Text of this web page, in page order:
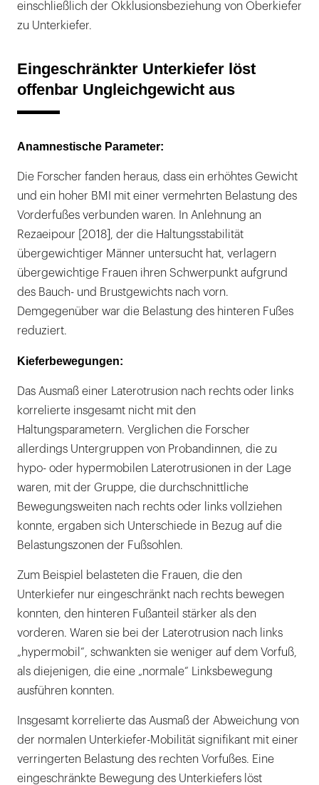
einschließlich der Okklusionsbeziehung von Oberkiefer
zu Unterkiefer.
Eingeschränkter Unterkiefer löst
offenbar Ungleichgewicht aus
Anamnestische Parameter:
Die Forscher fanden heraus, dass ein erhöhtes Gewicht
und ein hoher BMI mit einer vermehrten Belastung des
Vorderfußes verbunden waren. In Anlehnung an
Rezaeipour [2018], der die Haltungsstabilität
übergewichtiger Männer untersucht hat, verlagern
übergewichtige Frauen ihren Schwerpunkt aufgrund
des Bauch- und Brustgewichts nach vorn.
Demgegenüber war die Belastung des hinteren Fußes
reduziert.
Kieferbewegungen:
Das Ausmaß einer Laterotrusion nach rechts oder links
korrelierte insgesamt nicht mit den
Haltungsparametern. Verglichen die Forscher
allerdings Untergruppen von Probandinnen, die zu
hypo- oder hypermobilen Laterotrusionen in der Lage
waren, mit der Gruppe, die durchschnittliche
Bewegungsweiten nach rechts oder links vollziehen
konnte, ergaben sich Unterschiede in Bezug auf die
Belastungszonen der Fußsohlen.
Zum Beispiel belasteten die Frauen, die den
Unterkiefer nur eingeschränkt nach rechts bewegen
konnten, den hinteren Fußanteil stärker als den
vorderen. Waren sie bei der Laterotrusion nach links
„hypermobil“, schwankten sie weniger auf dem Vorfuß,
als diejenigen, die eine „normale“ Linksbewegung
ausführen konnten.
Insgesamt korrelierte das Ausmaß der Abweichung von
der normalen Unterkiefer-Mobilität signifikant mit einer
verringerten Belastung des rechten Vorfußes. Eine
eingeschränkte Bewegung des Unterkiefers löst